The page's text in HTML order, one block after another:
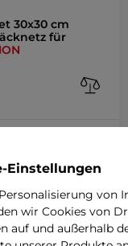
30x30 cm
für
Einstellungen
von
wir Cookies von
auf und außerhalb